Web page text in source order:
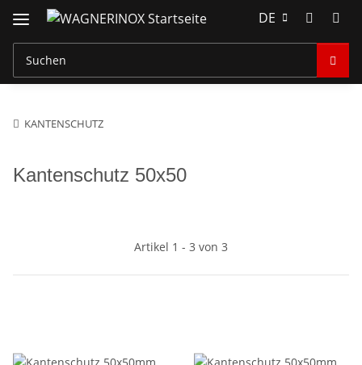
DE
KANTENSCHUTZ
Kantenschutz 50x50
Artikel 1 - 3 von 3